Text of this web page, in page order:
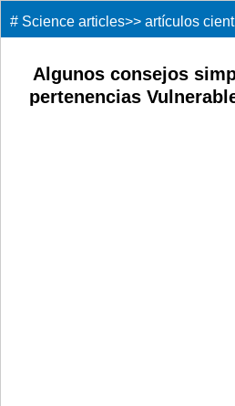
# Science articles>> artículos
Algunos consejos
pertenencias